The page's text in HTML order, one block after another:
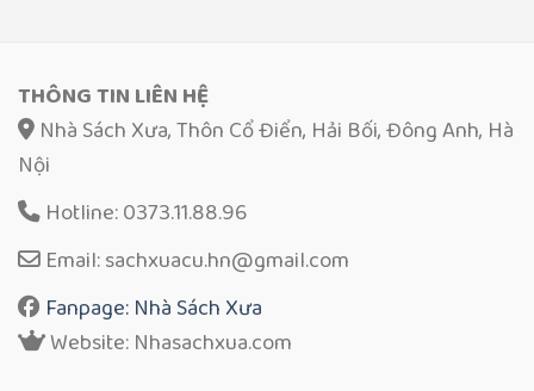
THÔNG TIN LIÊN HỆ
Nhà Sách Xưa, Thôn Cổ Điển, Hải Bối, Đông Anh, Hà
Nội
Hotline: 0373.11.88.96
Email: sachxuacu.hn@gmail.com
Fanpage: Nhà Sách Xưa
Website: Nhasachxua.com